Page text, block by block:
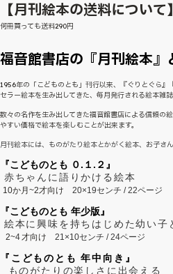
【月刊絵本の送料について】
何冊買っても送料290円
福音館書店の『月刊絵本』
1956年の「こどものとも」刊行以来、『ぐりとぐら
セラー絵本を生み出してきた、毎月発行される絵本雑誌
数々の名作を生み出してきた福音館書店による信頼の
やすい価格で絵本を楽しむことが出来ます。
月刊絵本には、ものがたり絵本とかがく絵本、お子さ
『こどものとも ０.１.２』
赤ちゃんに語りかける絵本
10か月~2才向け 20×19センチ / 22ページ
『こどものとも 年少版』
絵本に興味を持ちはじめた幼い子
2~4才向け 21×10センチ / 24ページ
『こどものとも 年中向き』
ものがたりの楽しさに出会える